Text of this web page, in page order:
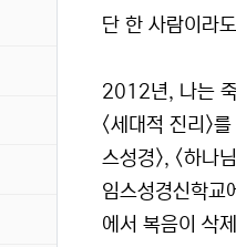
단 한 사람이라
2012년, 나는
<세대적 진리>
스성경>, <하나
임스성경신학
에서 복음이 삭